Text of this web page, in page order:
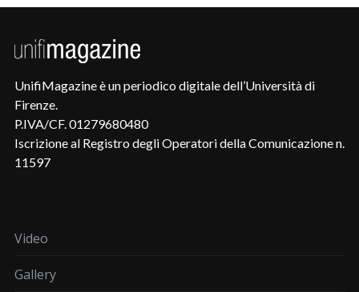
UnifiMagazine è un periodico digitale dell’Università di
Firenze.
P.IVA/CF. 01279680480
Iscrizione al Registro degli Operatori della Comunicazione n.
11597
Video
Gallery